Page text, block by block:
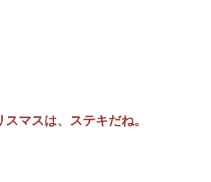
スマスは、ステキだね。